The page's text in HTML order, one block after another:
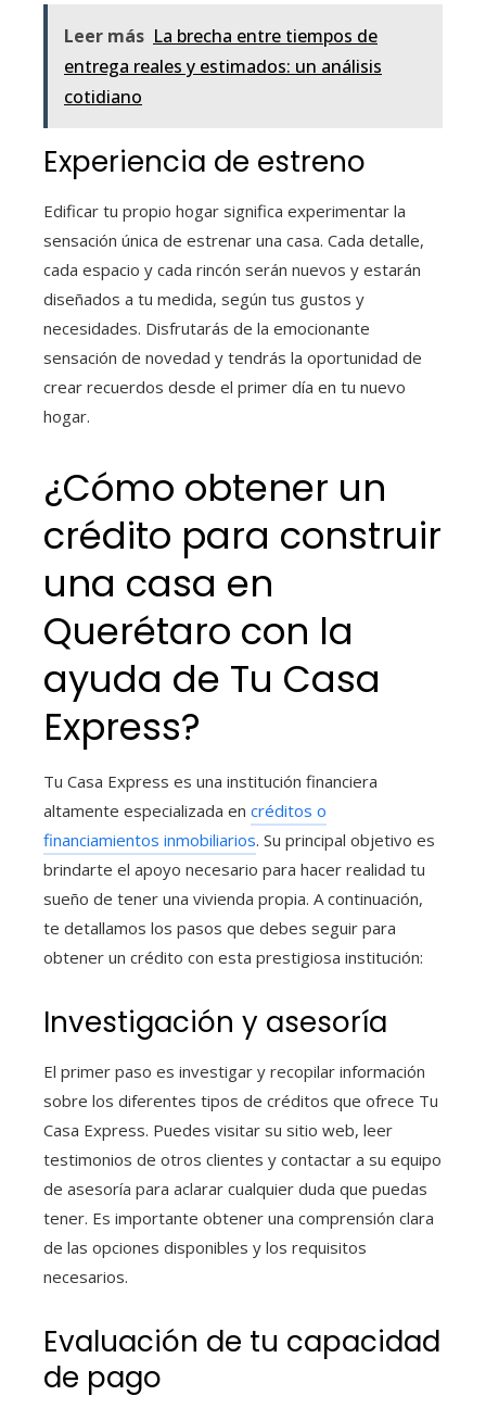
Leer más La brecha entre tiempos de
entrega reales y estimados: un análisis
cotidiano
Experiencia de estreno
Edificar tu propio hogar significa experimentar la
sensación única de estrenar una casa. Cada detalle,
cada espacio y cada rincón serán nuevos y estarán
diseñados a tu medida, según tus gustos y
necesidades. Disfrutarás de la emocionante
sensación de novedad y tendrás la oportunidad de
crear recuerdos desde el primer día en tu nuevo
hogar.
¿Cómo obtener un
crédito para construir
una casa en
Querétaro con la
ayuda de Tu Casa
Express?
Tu Casa Express es una institución financiera
altamente especializada en créditos o
financiamientos inmobiliarios. Su principal objetivo es
brindarte el apoyo necesario para hacer realidad tu
sueño de tener una vivienda propia. A continuación,
te detallamos los pasos que debes seguir para
obtener un crédito con esta prestigiosa institución:
Investigación y asesoría
El primer paso es investigar y recopilar información
sobre los diferentes tipos de créditos que ofrece Tu
Casa Express. Puedes visitar su sitio web, leer
testimonios de otros clientes y contactar a su equipo
de asesoría para aclarar cualquier duda que puedas
tener. Es importante obtener una comprensión clara
de las opciones disponibles y los requisitos
necesarios.
Evaluación de tu capacidad
de pago